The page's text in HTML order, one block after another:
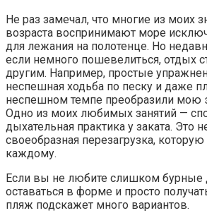
Не раз замечал, что многие из моих
возраста воспринимают море
для лежания на полотенце. Но
если немного пошевелиться, отдых
другим. Например, простые
неспешная ходьба по песку и даже
неспешном темпе преобразили мою
Одно из моих любимых занятий —
дыхательная практика у заката. Это
своеобразная перезагрузка,
каждому.
Если вы не любите слишком бурные
оставаться в форме и просто
пляж подскажет много вариантов.